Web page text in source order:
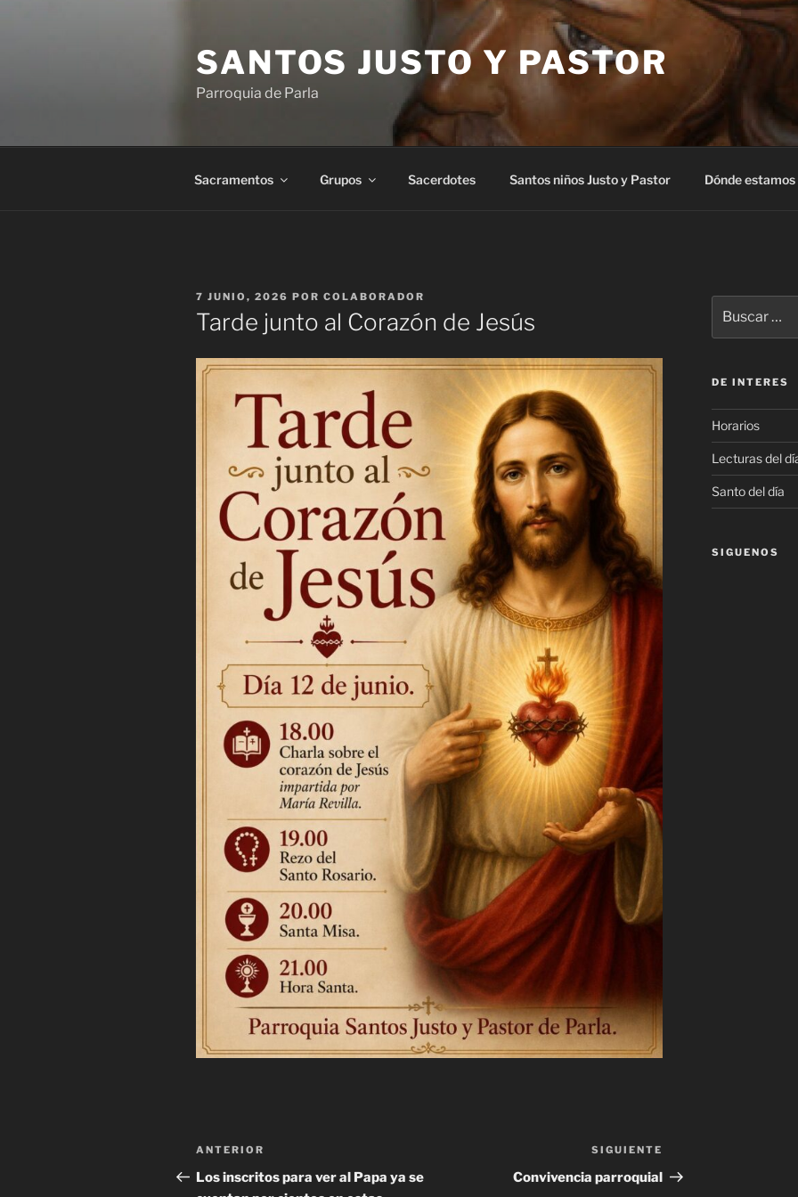
SANTOS JUSTO Y PASTOR
Parroquia de Parla
Sacramentos Grupos Sacerdotes Santos niños Justo y Pastor Dónde estamos
PUBLICADO
EL
7 JUNIO, 2026 POR COLABORADOR
Tarde junto al Corazón de Jesús
Navegación
de
Entrada
anterior:
ANTERIOR
Los inscritos para ver al Papa ya se
entrada
SIGUIENTE
Convivencia parroquial
por:
DE INTERES
Horarios
Lecturas del
Santo del día
SIGUENOS